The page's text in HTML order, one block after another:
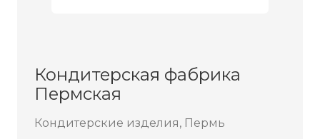
Кондитерская фабрика
Пермская
Кондитерские изделия, Пермь